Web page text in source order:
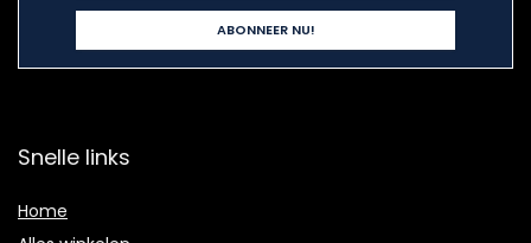
Snelle links
Home